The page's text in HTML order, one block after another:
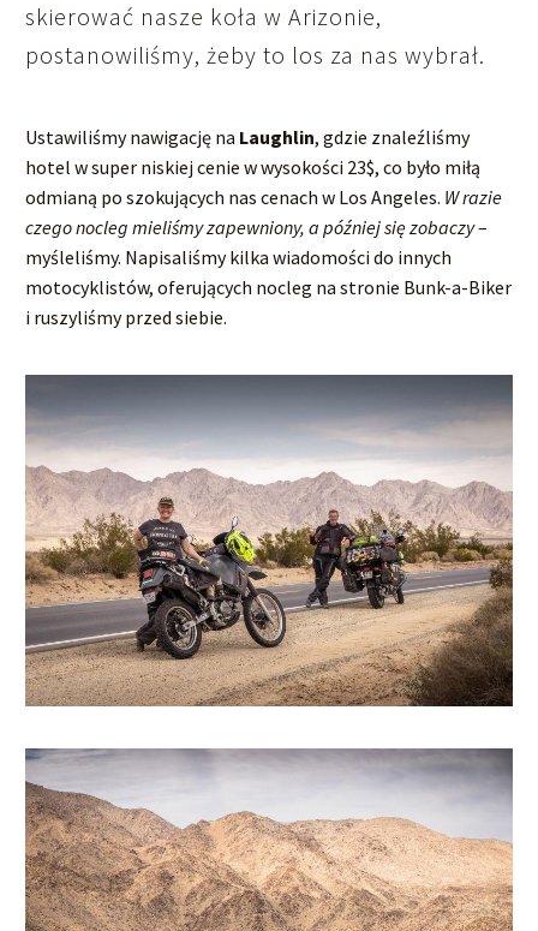
skierować nasze koła w Arizonie,
postanowiliśmy, żeby to los za nas wybrał.
Ustawiliśmy nawigację na Laughlin, gdzie znaleźliśmy
hotel w super niskiej cenie w wysokości 23$, co było miłą
odmianą po szokujących nas cenach w Los Angeles. W razie
czego nocleg mieliśmy zapewniony, a później się zobaczy–
myśleliśmy. Napisaliśmy kilka wiadomości do innych
motocyklistów, oferujących nocleg na stronie Bunk-a-Biker
i ruszyliśmy przed siebie.